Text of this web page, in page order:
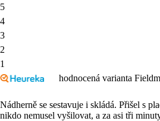
5
4
3
2
1
hodnocená varianta
Nádherně se sestavuje i skládá. Přišel s
nikdo nemusel vyšilovat, a za asi tři